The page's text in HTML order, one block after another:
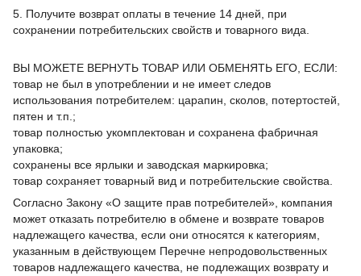
5. Получите возврат оплаты в течение 14 дней, при
сохранении потребительских свойств и товарного вида.
ВЫ МОЖЕТЕ ВЕРНУТЬ ТОВАР ИЛИ ОБМЕНЯТЬ ЕГО, ЕСЛИ:
товар не был в употреблении и не имеет следов
использования потребителем: царапин, сколов, потертостей,
пятен и т.п.;
товар полностью укомплектован и сохранена фабричная
упаковка;
сохранены все ярлыки и заводская маркировка;
товар сохраняет товарный вид и потребительские свойства.
Согласно Закону «О защите прав потребителей», компания
может отказать потребителю в обмене и возврате товаров
надлежащего качества, если они относятся к категориям,
указанным в действующем Перечне непродовольственных
товаров надлежащего качества, не подлежащих возврату и